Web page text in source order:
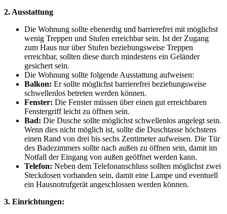
2. Ausstattung
Die Wohnung sollte ebenerdig und barrierefrei mit möglichst
wenig Treppen und Stufen erreichbar sein. Ist der Zugang
zum Haus nur über Stufen beziehungsweise Treppen
erreichbar, sollten diese durch mindestens ein Geländer
gesichert sein.
Die Wohnung sollte folgende Ausstattung aufweisen:
Balkon: Er sollte möglichst barrierefrei beziehungsweise
schwellenlos betreten werden können.
Fenster: Die Fenster müssen über einen gut erreichbaren
Fenstergriff leicht zu öffnen sein.
Bad: Die Dusche sollte möglichst schwellenlos angelegt sein.
Wenn dies nicht möglich ist, sollte die Duschtasse höchstens
einen Rand von drei bis sechs Zentimeter aufweisen. Die Tür
des Badezimmers sollte nach außen zu öffnen sein, damit im
Notfall der Eingang von außen geöffnet werden kann.
Telefon: Neben dem Telefonanschluss sollten möglichst zwei
Steckdosen vorhanden sein, damit eine Lampe und eventuell
ein Hausnotrufgerät angeschlossen werden können.
3. Einrichtungen: